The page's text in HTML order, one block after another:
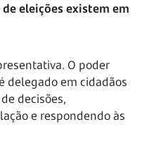
eleições existem em
O poder
delegado em cidadãos
decisões,
e respondendo às